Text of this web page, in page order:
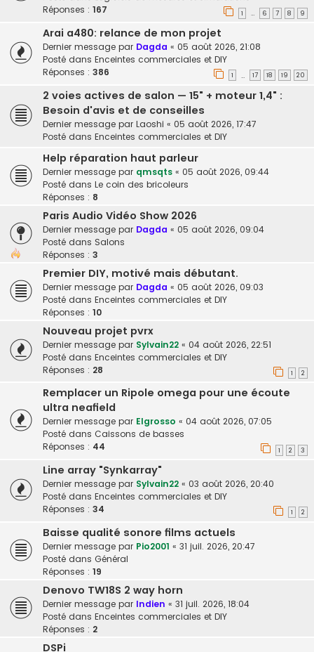
Réponses : 167 1 … 6 7 8 9
Arai a480: relance de mon projet
Dernier message par Dagda « 05 août 2026, 21:08
Posté dans Enceintes commerciales et DIY
Réponses : 386 1 … 17 18 19 20
2 voies actives de salon — 15" + moteur 1,4" :
Besoin d'avis et de conseilles
Dernier message par Laoshi « 05 août 2026, 17:47
Posté dans Enceintes commerciales et DIY
Help réparation haut parleur
Dernier message par qmsqts « 05 août 2026, 09:44
Posté dans Le coin des bricoleurs
Réponses : 8
Paris Audio Vidéo Show 2026
Dernier message par Dagda « 05 août 2026, 09:04
Posté dans Salons
Réponses : 3
Premier DIY, motivé mais débutant.
Dernier message par Dagda « 05 août 2026, 09:03
Posté dans Enceintes commerciales et DIY
Réponses : 10
Nouveau projet pvrx
Dernier message par Sylvain22 « 04 août 2026, 22:51
Posté dans Enceintes commerciales et DIY
Réponses : 28 1 2
Remplacer un Ripole omega pour une écoute
ultra neafield
Dernier message par Elgrosso « 04 août 2026, 07:05
Posté dans Caissons de basses
Réponses : 44 1 2 3
Line array "Synkarray"
Dernier message par Sylvain22 « 03 août 2026, 20:40
Posté dans Enceintes commerciales et DIY
Réponses : 34 1 2
Baisse qualité sonore films actuels
Dernier message par Pio2001 « 31 juil. 2026, 20:47
Posté dans Général
Réponses : 19
Denovo TW18S 2 way horn
Dernier message par Indien « 31 juil. 2026, 18:04
Posté dans Enceintes commerciales et DIY
Réponses : 2
DSPi